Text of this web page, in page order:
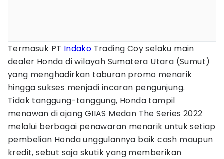
Termasuk PT Indako Trading Coy selaku main
dealer Honda di wilayah Sumatera Utara (Sumut)
yang menghadirkan taburan promo menarik
hingga sukses menjadi incaran pengunjung.
Tidak tanggung-tanggung, Honda tampil
menawan di ajang GIIAS Medan The Series 2022
melalui berbagai penawaran menarik untuk setiap
pembelian Honda unggulannya baik cash maupun
kredit, sebut saja skutik yang memberikan